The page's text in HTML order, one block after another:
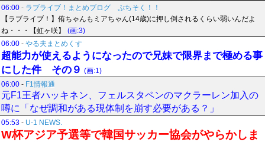
06:00 - ラブライブ！まとめブログ ぷちそく！！
【ラブライブ！】侑ちゃんもミアちゃん(14歳)に押し倒されるくらい弱いんだよ
ね・・・【虹ヶ咲】
(画:3)
06:00 - やる夫まとめくす
超能力が使えるようになったので兄妹で限界まで極める事
にした件 その９ (画:1)
06:00 - F1情報通
元F1王者ハッキネン、フェルスタペンのマクラーレン加入の
噂に「なぜ調和がある現体制を崩す必要がある？」
05:53 - U-1 NEWS.
W杯アジア予選等で韓国サッカー協会がやらかしま